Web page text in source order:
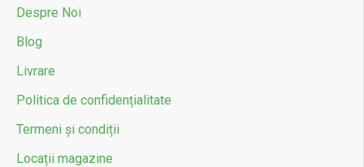
Despre Noi
Blog
Livrare
Politica de confidențialitate
Termeni și condiții
Locații magazine